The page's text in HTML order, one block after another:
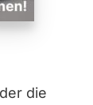
die